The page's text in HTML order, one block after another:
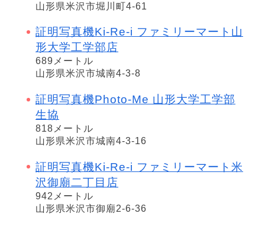
山形県米沢市堀川町4-61
証明写真機Ki-Re-i ファミリーマート山
形大学工学部店
689メートル
山形県米沢市城南4-3-8
証明写真機Photo-Me 山形大学工学部
生協
818メートル
山形県米沢市城南4-3-16
証明写真機Ki-Re-i ファミリーマート米
沢御廟二丁目店
942メートル
山形県米沢市御廟2-6-36